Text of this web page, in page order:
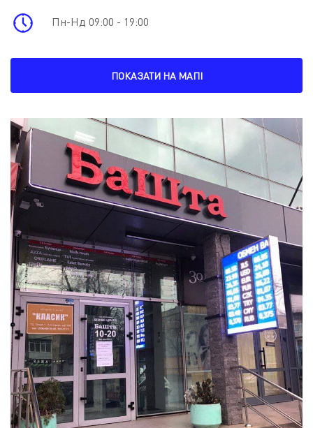
Пн-Нд 09:00 - 19:00
ПОКАЗАТИ НА МАПІ